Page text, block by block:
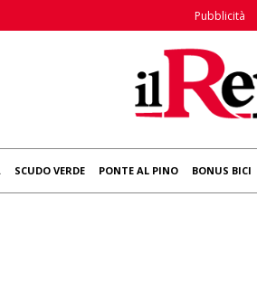
Pubblicità
SCUDO VERDE PONTE AL PINO BONUS BICI